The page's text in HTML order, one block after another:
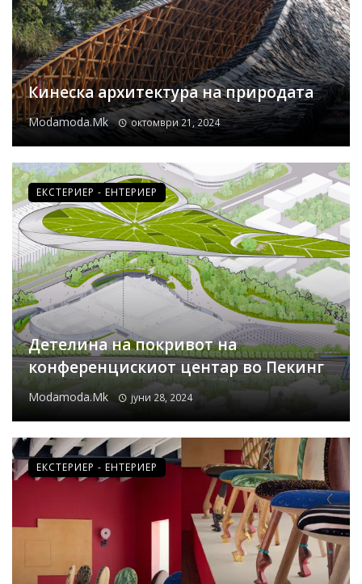
Кинеска архитектура на природата
Modamoda.mk октомври 21, 2024
Детелина на покривот на
конференцискиот центар во Пекинг
Modamoda.mk јуни 28, 2024
ЕКСТЕРИЕР - ЕНТЕРИЕР
ЕКСТЕРИЕР - ЕНТЕРИЕР